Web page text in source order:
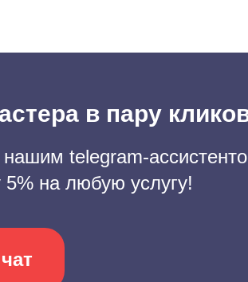
в пару
нашим telegram-
5% на любую услугу!